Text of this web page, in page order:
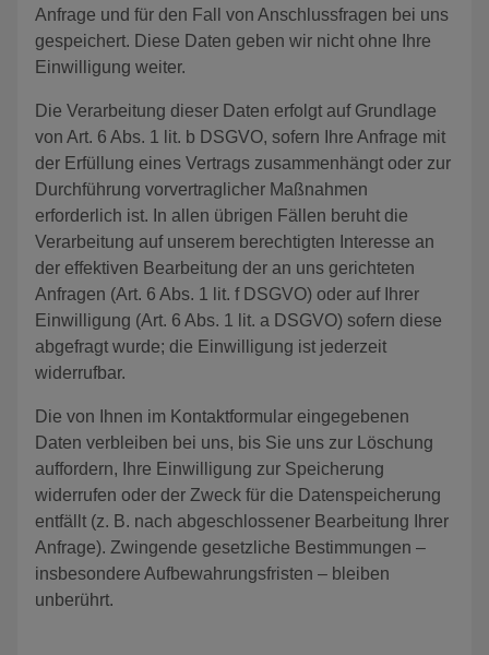
Anfrage und für den Fall von Anschlussfragen bei uns
gespeichert. Diese Daten geben wir nicht ohne Ihre
Einwilligung weiter.
Die Verarbeitung dieser Daten erfolgt auf Grundlage
von Art. 6 Abs. 1 lit. b DSGVO, sofern Ihre Anfrage mit
der Erfüllung eines Vertrags zusammenhängt oder zur
Durchführung vorvertraglicher Maßnahmen
erforderlich ist. In allen übrigen Fällen beruht die
Verarbeitung auf unserem berechtigten Interesse an
der effektiven Bearbeitung der an uns gerichteten
Anfragen (Art. 6 Abs. 1 lit. f DSGVO) oder auf Ihrer
Einwilligung (Art. 6 Abs. 1 lit. a DSGVO) sofern diese
abgefragt wurde; die Einwilligung ist jederzeit
widerrufbar.
Die von Ihnen im Kontaktformular eingegebenen
Daten verbleiben bei uns, bis Sie uns zur Löschung
auffordern, Ihre Einwilligung zur Speicherung
widerrufen oder der Zweck für die Datenspeicherung
entfällt (z. B. nach abgeschlossener Bearbeitung Ihrer
Anfrage). Zwingende gesetzliche Bestimmungen –
insbesondere Aufbewahrungsfristen – bleiben
unberührt.